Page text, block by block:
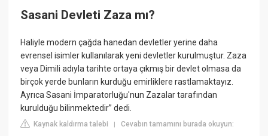
Sasani Devleti Zaza mı?
Haliyle modern çağda hanedan devletler yerine daha
evrensel isimler kullanılarak yeni devletler kurulmuştur. Zaza
veya Dimili adıyla tarihte ortaya çıkmış bir devlet olmasa da
birçok yerde bunların kurduğu emirliklere rastlamaktayız.
Ayrıca Sasani İmparatorluğu'nun Zazalar tarafından
kurulduğu bilinmektedir” dedi.
Kaynak kaldırma talebi |Cevabın tamamını burada okuyun: